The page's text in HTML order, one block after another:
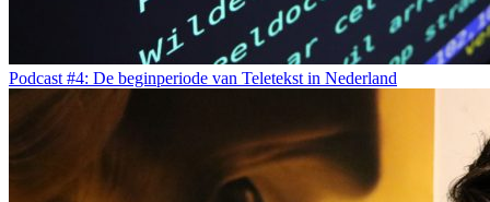
Podcast #4: De beginperiode van Teletekst in Nederland